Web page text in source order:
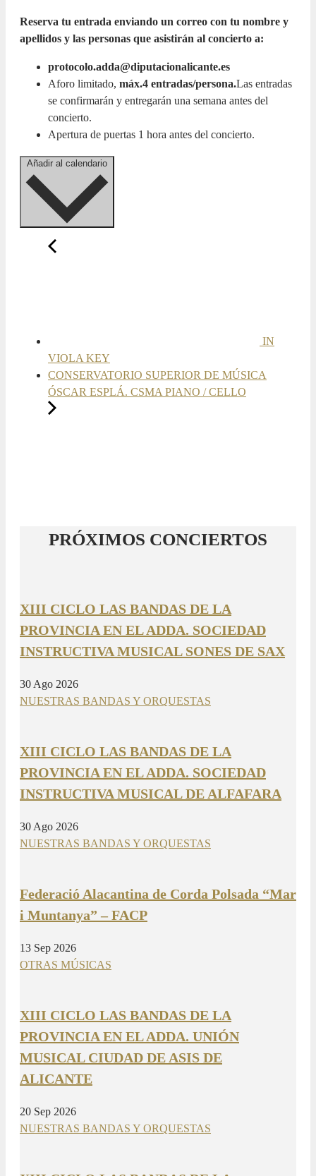
Reserva tu entrada enviando un correo con tu nombre y
apellidos y las personas que asistirán al concierto a:
protocolo.adda@diputacionalicante.es
Aforo limitado, máx.4 entradas/persona.Las entradas
se confirmarán y entregarán una semana antes del
concierto.
Apertura de puertas 1 hora antes del concierto.
IN
VIOLA KEY
CONSERVATORIO SUPERIOR DE MÚSICA
ÓSCAR ESPLÁ. CSMA PIANO / CELLO
PRÓXIMOS CONCIERTOS
XIII CICLO LAS BANDAS DE LA
PROVINCIA EN EL ADDA. SOCIEDAD
INSTRUCTIVA MUSICAL SONES DE SAX
30 Ago 2026
NUESTRAS BANDAS Y ORQUESTAS
XIII CICLO LAS BANDAS DE LA
PROVINCIA EN EL ADDA. SOCIEDAD
INSTRUCTIVA MUSICAL DE ALFAFARA
30 Ago 2026
NUESTRAS BANDAS Y ORQUESTAS
Federació Alacantina de Corda Polsada “Mar
i Muntanya” – FACP
13 Sep 2026
OTRAS MÚSICAS
XIII CICLO LAS BANDAS DE LA
PROVINCIA EN EL ADDA. UNIÓN
MUSICAL CIUDAD DE ASIS DE
ALICANTE
20 Sep 2026
NUESTRAS BANDAS Y ORQUESTAS